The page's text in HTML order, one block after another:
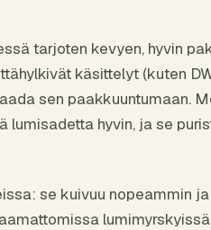
tarjoten kevyen, hyvin
käsittelyt (kuten
sen paakkuuntumaan.
lumisadetta hyvin, ja se
se kuivuu nopeammin